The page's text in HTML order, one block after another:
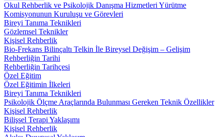
Okul Rehberlik ve Psikolojik Danışma Hizmetleri Yürütme
Komisyonunun Kuruluşu ve Görevleri
Bireyi Tanıma Teknikleri
Gözlemsel Teknikler
Kişisel Rehberlik
Bio-Frekans Bilinçaltı Telkin İle Bireysel Değişim – Gelişim
Rehberliğin Tarihi
Rehberliğin Tarihçesi
Özel Eğitim
Özel Eğitimin İlkeleri
Bireyi Tanıma Teknikleri
Psikolojik Ölçme Araçlarında Bulunması Gereken Teknik Özellikler
Kişisel Rehberlik
Bilişsel Terapi Yaklaşımı
Kişisel Rehberlik